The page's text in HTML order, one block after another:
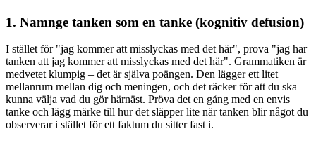
1. Namnge tanken som en tanke (kognitiv defusion)
I stället för "jag kommer att misslyckas med det här", prova "jag har
tanken att jag kommer att misslyckas med det här". Grammatiken är
medvetet klumpig – det är själva poängen. Den lägger ett litet
mellanrum mellan dig och meningen, och det räcker för att du ska
kunna välja vad du gör härnäst. Pröva det en gång med en envis
tanke och lägg märke till hur det släpper lite när tanken blir något du
observerar i stället för ett faktum du sitter fast i.